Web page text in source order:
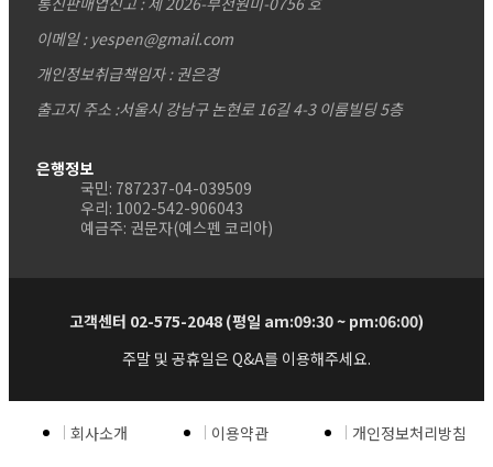
이메일 : yespen@gmail.com
개인정보취급책임자 : 권은경
출고지 주소 :서울시 강남구 논현로 16길 4-3 이룸빌딩 5층
은행정보
국민: 787237-04-039509
우리: 1002-542-906043
예금주: 권문자(예스펜 코리아)
고객센터 02-575-2048 (평일 am:09:30 ~ pm:06:00)
주말 및 공휴일은 Q&A를 이용해주세요.
회사소개 이용약관 개인정보처리방침